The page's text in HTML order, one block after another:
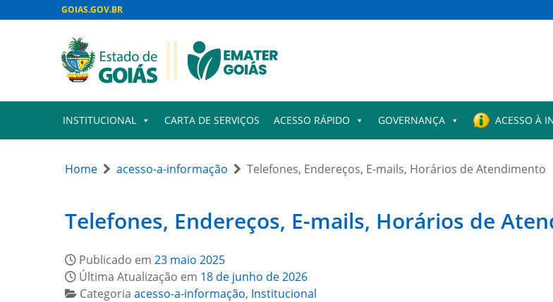
GOIAS.GOV.BR
INSTITUCIONAL CARTA DE SERVIÇOS ACESSO RÁPIDO GOVERNANÇA ACESSO À
Home acesso-a-informação Telefones, Endereços, E-mails, Horários de Atendimento
Telefones, Endereços, E-mails, Horários de
Publicado em 23 maio 2025
Última Atualização em 18 de junho de 2026
Categoria acesso-a-informação, Institucional